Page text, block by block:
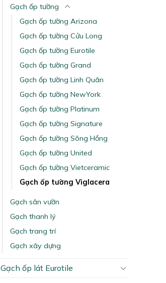
Gạch ốp tường
Gạch ốp tường Arizona
Gạch ốp tường Cửu Long
Gạch ốp tường Eurotile
Gạch ốp tường Grand
Gạch ốp tường Linh Quân
Gạch ốp tường NewYork
Gạch ốp tường Platinum
Gạch ốp tường Signature
Gạch ốp tường Sông Hồng
Gạch ốp tường United
Gạch ốp tường Vietceramic
Gạch ốp tường Viglacera
Gạch sân vườn
Gạch thanh lý
Gạch trang trí
Gạch xây dựng
Gạch ốp lát Eurotile